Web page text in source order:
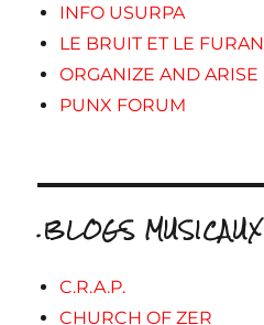
INFO USURPA
LE BRUIT ET LE FURAN
ORGANIZE AND ARISE
PUNX FORUM
.BLOGS MUSICAUX
C.R.A.P.
CHURCH OF ZER